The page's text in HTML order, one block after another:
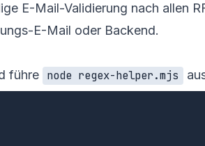
E-Mail-Validierung nach allen
E-Mail oder Backend.
führe node regex-helper.mjs